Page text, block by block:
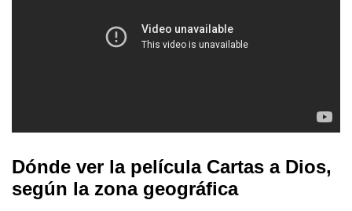
Dónde ver la película Cartas a Dios,
según la zona geográfica